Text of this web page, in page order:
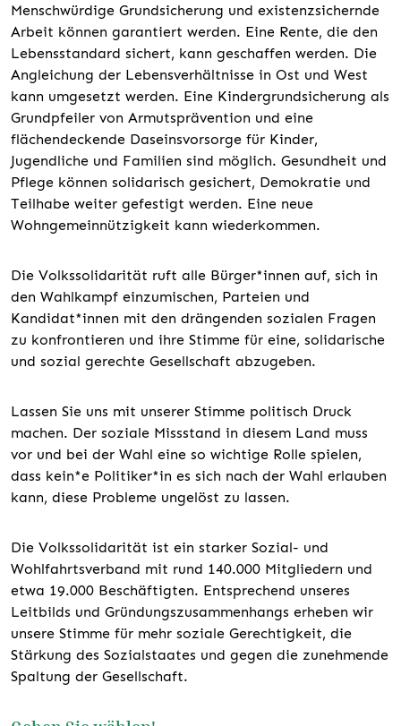
Menschwürdige Grundsicherung und existenzsichernde
Arbeit können garantiert werden. Eine Rente, die den
Lebensstandard sichert, kann geschaffen werden. Die
Angleichung der Lebensverhältnisse in Ost und West
kann umgesetzt werden. Eine Kindergrundsicherung als
Grundpfeiler von Armutsprävention und eine
flächendeckende Daseinsvorsorge für Kinder,
Jugendliche und Familien sind möglich. Gesundheit und
Pflege können solidarisch gesichert, Demokratie und
Teilhabe weiter gefestigt werden. Eine neue
Wohngemeinnützigkeit kann wiederkommen.
Die Volkssolidarität ruft alle Bürger*innen auf, sich in
den Wahlkampf einzumischen, Parteien und
Kandidat*innen mit den drängenden sozialen Fragen
zu konfrontieren und ihre Stimme für eine, solidarische
und sozial gerechte Gesellschaft abzugeben.
Lassen Sie uns mit unserer Stimme politisch Druck
machen. Der soziale Missstand in diesem Land muss
vor und bei der Wahl eine so wichtige Rolle spielen,
dass kein*e Politiker*in es sich nach der Wahl erlauben
kann, diese Probleme ungelöst zu lassen.
Die Volkssolidarität ist ein starker Sozial- und
Wohlfahrtsverband mit rund 140.000 Mitgliedern und
etwa 19.000 Beschäftigten. Entsprechend unseres
Leitbilds und Gründungszusammenhangs erheben wir
unsere Stimme für mehr soziale Gerechtigkeit, die
Stärkung des Sozialstaates und gegen die zunehmende
Spaltung der Gesellschaft.